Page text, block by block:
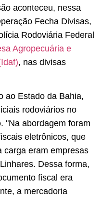
aconteceu, nessa
Fecha Divisas,
Rodoviária Federal
Agropecuária e
, nas divisas
ao Estado da Bahia,
rodoviários no
"Na abordagem foram
eletrônicos, que
carga eram empresas
Dessa forma,
fiscal era
a mercadoria